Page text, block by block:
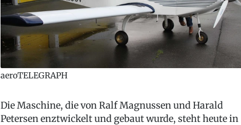
aeroTELEGRAPH
Die Maschine, die von Ralf Magnussen und Harald
Petersen enztwickelt und gebaut wurde, steht heute in